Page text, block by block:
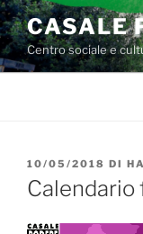
Salta
al
contenuto
CASALE
Centro sociale e
PUBBLICATO
IL
10/05/2018 DI
Calendario